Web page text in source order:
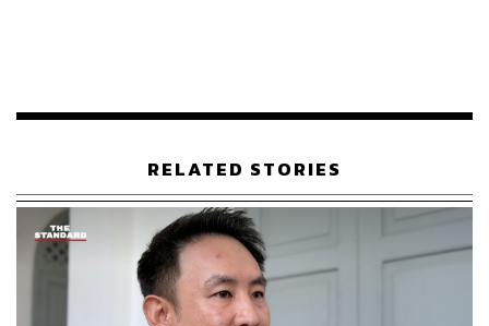
ชนคนเดินเท้าข้ามทางม้าลาย เป็นเหตุให้ผู้ถูกเฉี่ยวชนเสีย
ชีวิต ซึ่งทราบในเวลาต่อมาว่าเป็นแพทย์หญิง ทั้งนี้เมื่อเกิดเหตุ
ผู้ต้องหาได้ทำแผลเบื้องต้นในจุดเกิดเหตุและเดินทางไปรักษา
ตัวที่โรงพยาบาลตำรวจ จากนั้นได้เดินทางมามอบตัวและรับ
ทราบข้อกล่าวหาที่ สน.พญาไท
RELATED STORIES